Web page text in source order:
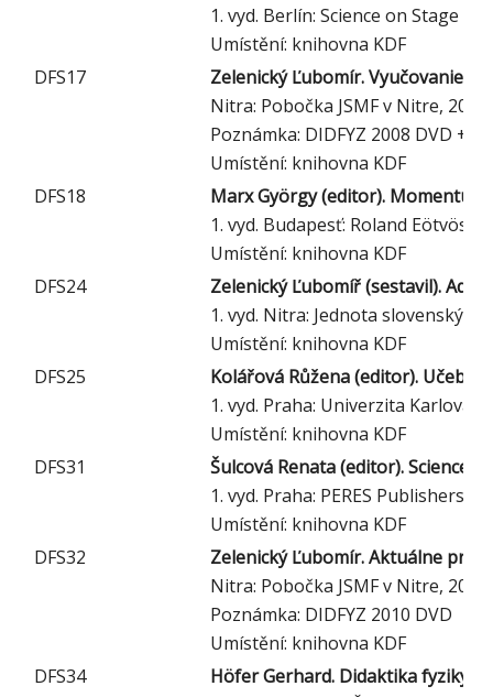
1. vyd. Berlín: Science on Stage
Umístění: knihovna KDF
DFS17
Zelenický Ľubomír. Vyučovanie
Nitra: Pobočka JSMF v Nitre, 2009
Poznámka: DIDFYZ 2008 DVD +
Umístění: knihovna KDF
DFS18
Marx György (editor).
1. vyd. Budapesť: Roland Eötvös
Umístění: knihovna KDF
DFS24
Zelenický Ľubomíř (sestavil).
1. vyd. Nitra: Jednota
Umístění: knihovna KDF
DFS25
Kolářová Růžena (editor).
1. vyd. Praha: Univerzita Karlova,
Umístění: knihovna KDF
DFS31
Šulcová Renata (editor). Science
1. vyd. Praha: PERES Publishers,
Umístění: knihovna KDF
DFS32
Zelenický Ľubomír. Aktuálne
Nitra: Pobočka JSMF v Nitre, 2011
Poznámka: DIDFYZ 2010 DVD
Umístění: knihovna KDF
DFS34
Höfer Gerhard. Didaktika fyziky